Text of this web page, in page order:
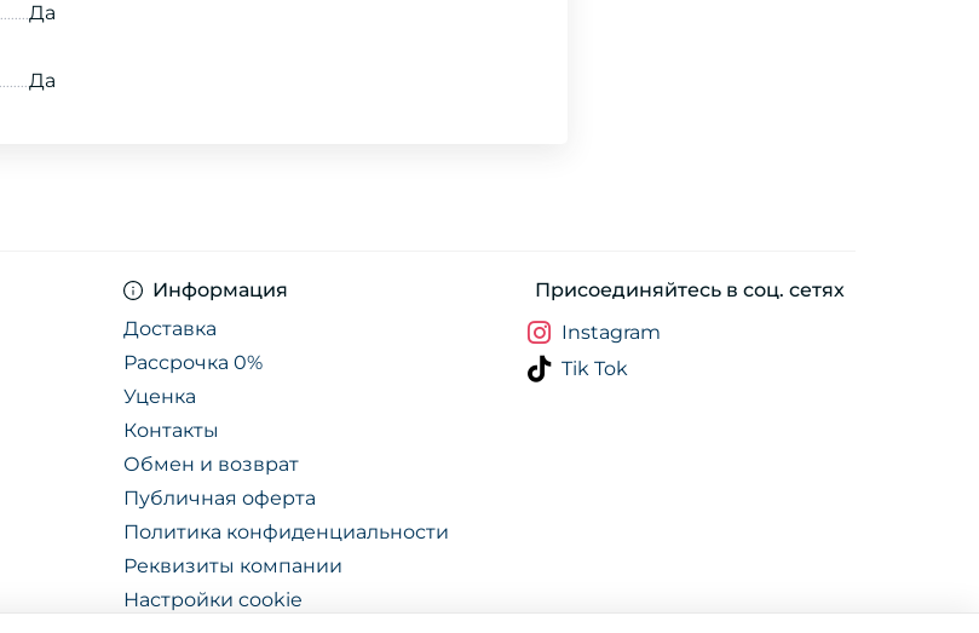
Да
Да
Информация
Доставка
Рассрочка 0%
Уценка
Контакты
Обмен и возврат
Публичная оферта
Политика конфиденциальности
Реквизиты компании
Настройки cookie
Присоединяйтесь в соц. сетях
Instagram
Tik Tok